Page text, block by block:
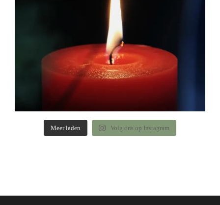
Meer laden Volg ons op Instagram